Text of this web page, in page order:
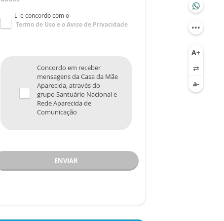
Li e concordo com o
Termo de Usoe oAviso de Privacidade
Concordo em receber
mensagens da Casa da Mãe
Aparecida, através do
grupo Santuário Nacional e
Rede Aparecida de
Comunicação
ENVIAR